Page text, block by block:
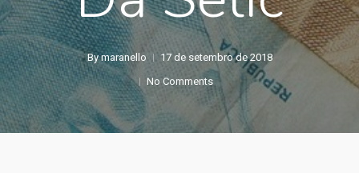
By maranello
17 de setembro de 2018
No Comments